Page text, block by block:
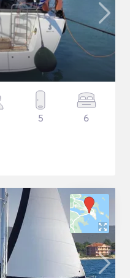
5 6